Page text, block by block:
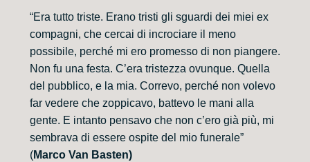
“Era tutto triste. Erano tristi gli sguardi dei miei ex
compagni, che cercai di incrociare il meno
possibile, perché mi ero promesso di non piangere.
Non fu una festa. C’era tristezza ovunque. Quella
del pubblico, e la mia. Correvo, perché non volevo
far vedere che zoppicavo, battevo le mani alla
gente. E intanto pensavo che non c’ero già più, mi
sembrava di essere ospite del mio funerale”
(Marco Van Basten)